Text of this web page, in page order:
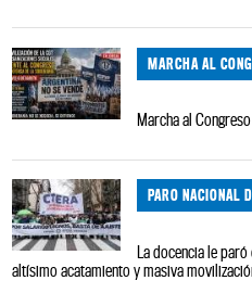
MARCHA AL
Marcha al
PARO NACIONAL
La docencia le
altísimo acatamiento y masiva